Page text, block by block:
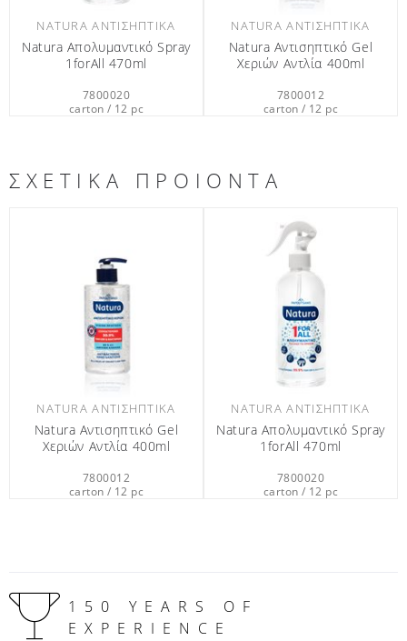
NATURA ΑΝΤΙΣΗΠΤΙΚΆ
Natura Απολυμαντικό Spray
1forAll 470ml
7800020
carton / 12 pc
NATURA ΑΝΤΙΣΗΠΤΙΚΆ
Νatura Αντισηπτικό Gel
Xεριών Aντλία 400ml
7800012
carton / 12 pc
ΣΧΕΤΙΚΑ ΠΡΟΙΟΝΤΑ
NATURA ΑΝΤΙΣΗΠΤΙΚΆ
Νatura Αντισηπτικό Gel
Xεριών Aντλία 400ml
7800012
carton / 12 pc
NATURA ΑΝΤΙΣΗΠΤΙΚΆ
Natura Απολυμαντικό Spray
1forAll 470ml
7800020
carton / 12 pc
150 YEARS OF
EXPERIENCE